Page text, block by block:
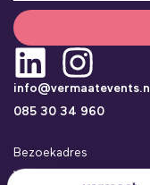
info@vermaatevents.nl
085 30 34 960
Bezoekadres
Vermaat Events